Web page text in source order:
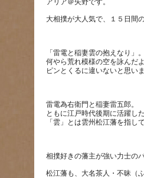
「雷電と稲妻雲の抱えなり」。
何やら荒れ模様の空を詠んだ
雷電為右衛門と稲妻雷五郎。
ともに江戸時代後期に活躍し
松江藩も、大名茶人・不昧（